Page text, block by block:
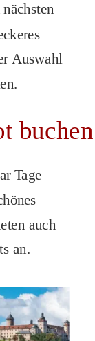
Auswahl
buchen
Tage
auch
an.